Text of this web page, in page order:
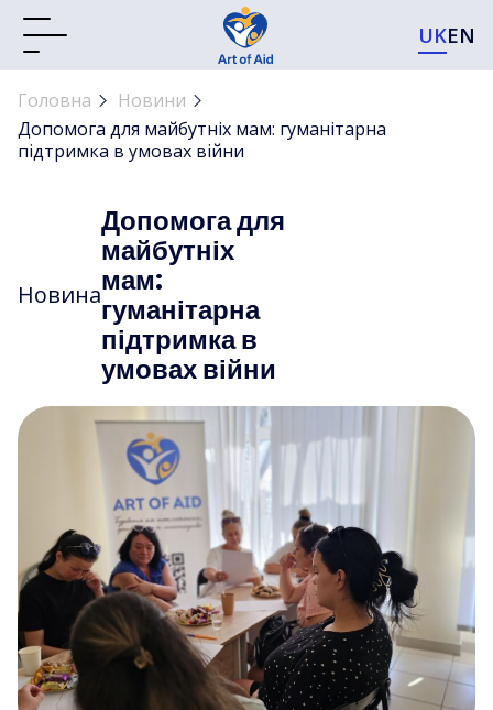
UKEN
Головна
Новини
Допомога для майбутніх мам: гуманітарна
підтримка в умовах війни
Новина
Допомога для
майбутніх
мам:
гуманітарна
підтримка в
умовах війни